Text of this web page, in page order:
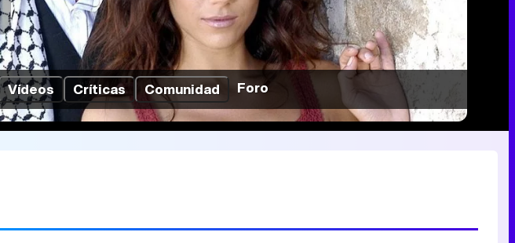
Vídeos Críticas Comunidad Foro